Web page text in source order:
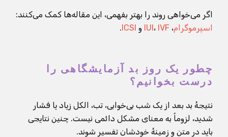
اگر می‌خواهی روند را بهتر بفهمی، این مقاله‌ها کمک می‌کنند:
اسپرموگرام، IUI، IVF و ICSI
.
چطور یک روز بد آزمایشگاهی را
درست بخوانیم؟
نتیجهٔ بد بعد از یک شب بی‌خوابی، تب، الکل زیاد یا فشار
شدید، لزوماً به معنای مشکل دائمی نیست. چنین نتایجی
باید در متن و زمینهٔ خودشان تفسیر شوند.